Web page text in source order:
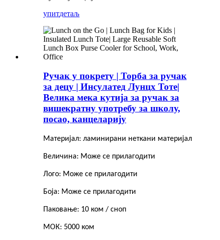
упитдетаљ
Ручак у покрету | Торба за ручак
за децу | Инсулатед Лунцх Тоте|
Велика мека кутија за ручак за
вишекратну употребу за школу,
посао, канцеларију
Материјал: ламинирани неткани материјал
Величина: Може се прилагодити
Лого: Може се прилагодити
Боја: Може се прилагодити
Паковање: 10 ком / сноп
МОК: 5000 ком